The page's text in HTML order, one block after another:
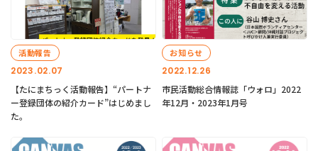
2023.02.07
活動報告
【たにまちっく活動報告】“パートナ
ー登録団体の紹介カード”はじめまし
た。
2022.12.26
お知らせ
市民活動総合情報誌「ウォロ」2022
年12月・2023年1月号